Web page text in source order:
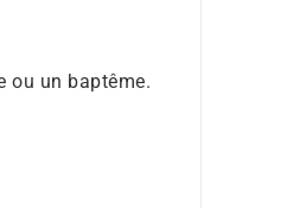
ou un baptême.